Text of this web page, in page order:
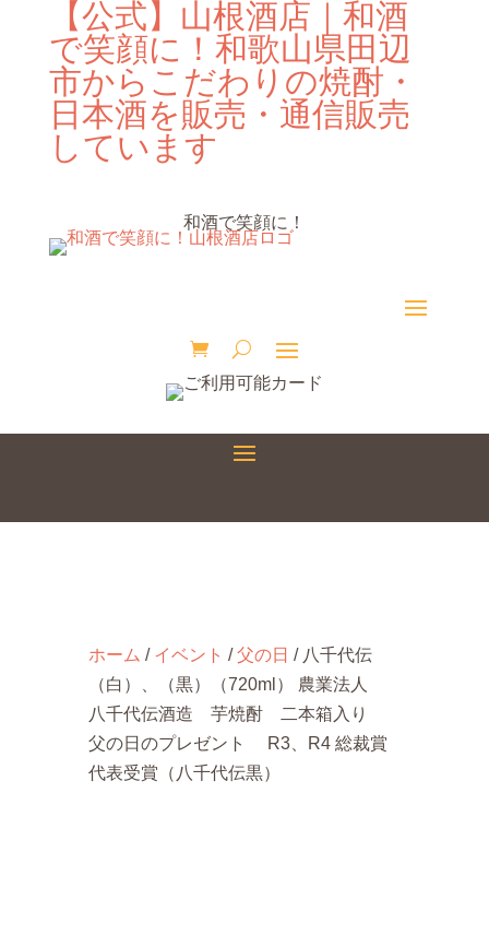
【公式】山根酒店｜和酒
で笑顔に！和歌山県田辺
市からこだわりの焼酎・
日本酒を販売・通信販売
しています
和酒で笑顔に！
ホーム / イベント /父の日 / 八千代伝
（白）、（黒）（720ml） 農業法人
八千代伝酒造 芋焼酎 二本箱入り
父の日のプレゼント R3、R4 総裁賞
代表受賞（八千代伝黒）